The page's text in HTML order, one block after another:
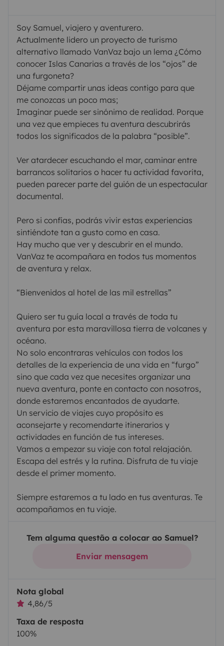
Soy Samuel, viajero y aventurero.
Actualmente lidero un proyecto de turismo
alternativo llamado VanVaz bajo un lema ¿Cómo
conocer Islas Canarias a través de los “ojos” de
una furgoneta?
Déjame compartir unas ideas contigo para que
me conozcas un poco mas;
Imaginar puede ser sinónimo de realidad. Porque
una vez que empieces tu aventura descubrirás
todos los significados de la palabra “posible”.
Ver atardecer escuchando el mar, caminar entre
barrancos solitarios o hacer tu actividad favorita,
pueden parecer parte del guión de un espectacular
documental.
Pero si confías, podrás vivir estas experiencias
sintiéndote tan a gusto como en casa.
Hay mucho que ver y descubrir en el mundo.
VanVaz te acompañara en todos tus momentos
de aventura y relax.
“Bienvenidos al hotel de las mil estrellas”
Quiero ser tu guía local a través de toda tu
aventura por esta maravillosa tierra de volcanes y
océano.
No solo encontraras vehículos con todos los
detalles de la experiencia de una vida en “furgo”
sino que cada vez que necesites organizar una
nueva aventura, ponte en contacto con nosotros,
donde estaremos encantados de ayudarte.
Un servicio de viajes cuyo propósito es
aconsejarte y recomendarte itinerarios y
actividades en función de tus intereses.
Vamos a empezar su viaje con total relajación.
Escapa del estrés y la rutina. Disfruta de tu viaje
desde el primer momento.
Siempre estaremos a tu lado en tus aventuras. Te
acompañamos en tu viaje.
Tem alguma questão a colocar ao Samuel?
Enviar mensagem
Nota global
4,86/5
Taxa de resposta
100%